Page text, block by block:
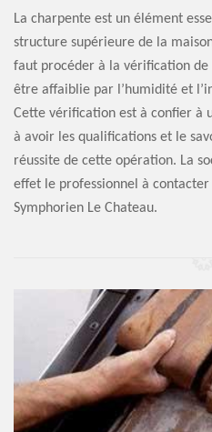
La charpente est un élément
structure supérieure de la
faut procéder à la vérification
être affaiblie par l’humidité et
Cette vérification est à confier à
à avoir les qualifications et le
réussite de cette opération. La
effet le professionnel à contacter
Symphorien Le Chateau.